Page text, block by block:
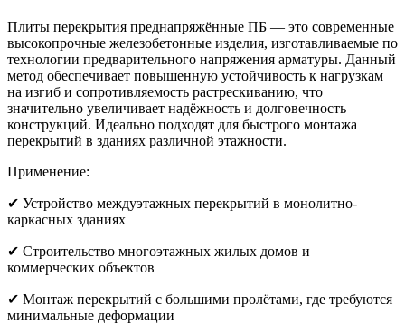
Плиты перекрытия преднапряжённые ПБ — это современные
высокопрочные железобетонные изделия, изготавливаемые по
технологии предварительного напряжения арматуры. Данный
метод обеспечивает повышенную устойчивость к нагрузкам
на изгиб и сопротивляемость растрескиванию, что
значительно увеличивает надёжность и долговечность
конструкций. Идеально подходят для быстрого монтажа
перекрытий в зданиях различной этажности.
Применение:
✔ Устройство междуэтажных перекрытий в монолитно-
каркасных зданиях
✔ Строительство многоэтажных жилых домов и
коммерческих объектов
✔ Монтаж перекрытий с большими пролётами, где требуются
минимальные деформации